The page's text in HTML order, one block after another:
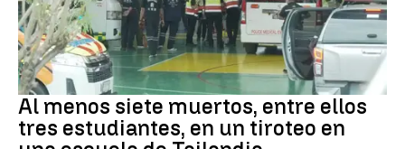
Tailandia
Al menos siete muertos, entre ellos
tres estudiantes, en un tiroteo en